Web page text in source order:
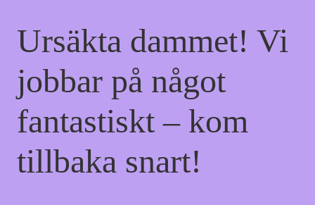
Ursäkta dammet! Vi
jobbar på något
fantastiskt – kom
tillbaka snart!